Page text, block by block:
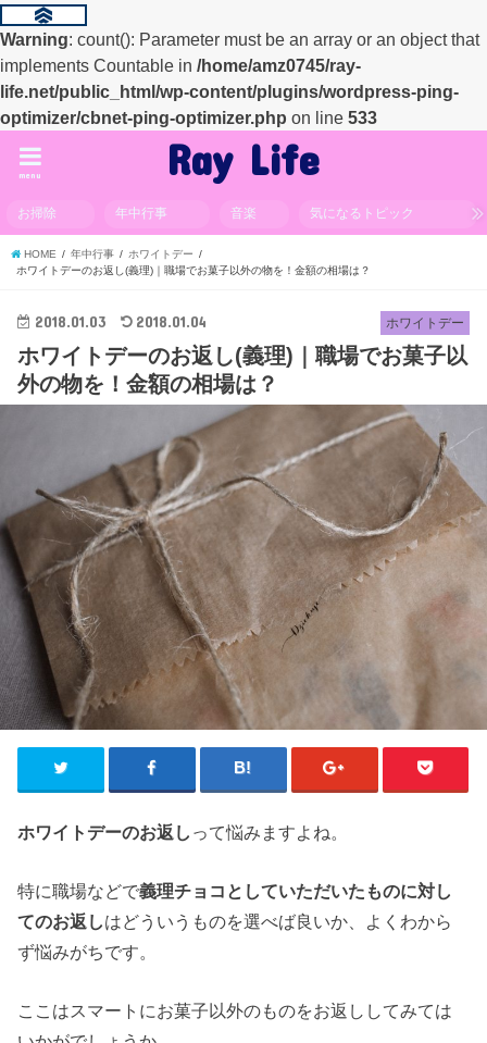
Warning: count(): Parameter must be an array or an object that
implements Countable in /home/amz0745/ray-
life.net/public_html/wp-content/plugins/wordpress-ping-
optimizer/cbnet-ping-optimizer.php on line 533
Ray Life
menu
お掃除 年中行事 音楽 気になるトピック
HOME 年中行事
ホワイトデー
ホワイトデーのお返し(義理)｜職場でお菓子以外の物を！金額の相場は？
ホワイトデー
2018.01.03 2018.01.04
ホワイトデーのお返し(義理)｜職場でお菓子以
外の物を！金額の相場は？
ホワイトデーのお返し って悩みますよね。
特に職場などで義理チョコとしていただいたものに対し
てのお返しはどういうものを選べば良いか、よくわから
ず悩みがちです。
ここはスマートにお菓子以外のものをお返ししてみては